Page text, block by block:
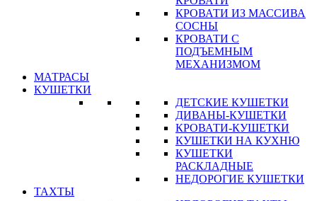
КРОВАТИ ИЗ МАССИВА
СОСНЫ
КРОВАТИ С
ПОДЪЕМНЫМ
МЕХАНИЗМОМ
МАТРАСЫ
КУШЕТКИ
ДЕТСКИЕ КУШЕТКИ
ДИВАНЫ-КУШЕТКИ
КРОВАТИ-КУШЕТКИ
КУШЕТКИ НА КУХНЮ
КУШЕТКИ
РАСКЛАДНЫЕ
НЕДОРОГИЕ КУШЕТКИ
ТАХТЫ